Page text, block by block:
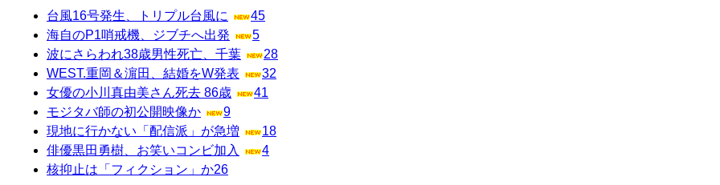
台風16号発生、トリプル台風に
45
海自のP1哨戒機、ジブチへ出発
5
波にさらわれ38歳男性死亡、千葉
28
WEST.重岡＆濵田、結婚をW発表
32
女優の小川真由美さん死去 86歳
41
モジタバ師の初公開映像か
9
現地に行かない「配信派」が急増
18
俳優黒田勇樹、お笑いコンビ加入
4
核抑止は「フィクション」か26